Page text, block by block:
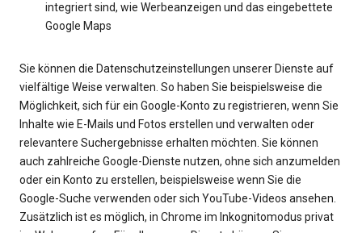
integriert sind, wie Werbeanzeigen und das eingebettete
Google Maps
Sie können die Datenschutzeinstellungen unserer Dienste auf
vielfältige Weise verwalten. So haben Sie beispielsweise die
Möglichkeit, sich für ein Google-Konto zu registrieren, wenn Sie
Inhalte wie E-Mails und Fotos erstellen und verwalten oder
relevantere Suchergebnisse erhalten möchten. Sie können
auch zahlreiche Google-Dienste nutzen, ohne sich anzumelden
oder ein Konto zu erstellen, beispielsweise wenn Sie die
Google-Suche verwenden oder sich YouTube-Videos ansehen.
Zusätzlich ist es möglich, in Chrome im Inkognitomodus privat